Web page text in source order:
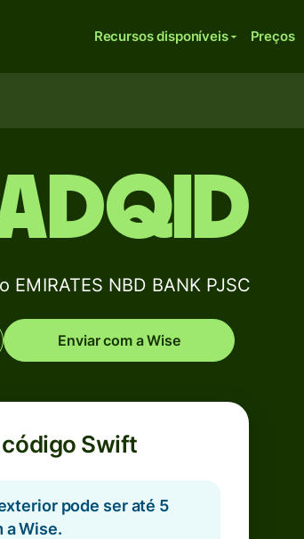
Recursos disponíveis Preços
NBD BANK PJSC
Enviar com a Wise
Swift
pode ser até 5
a Wise.